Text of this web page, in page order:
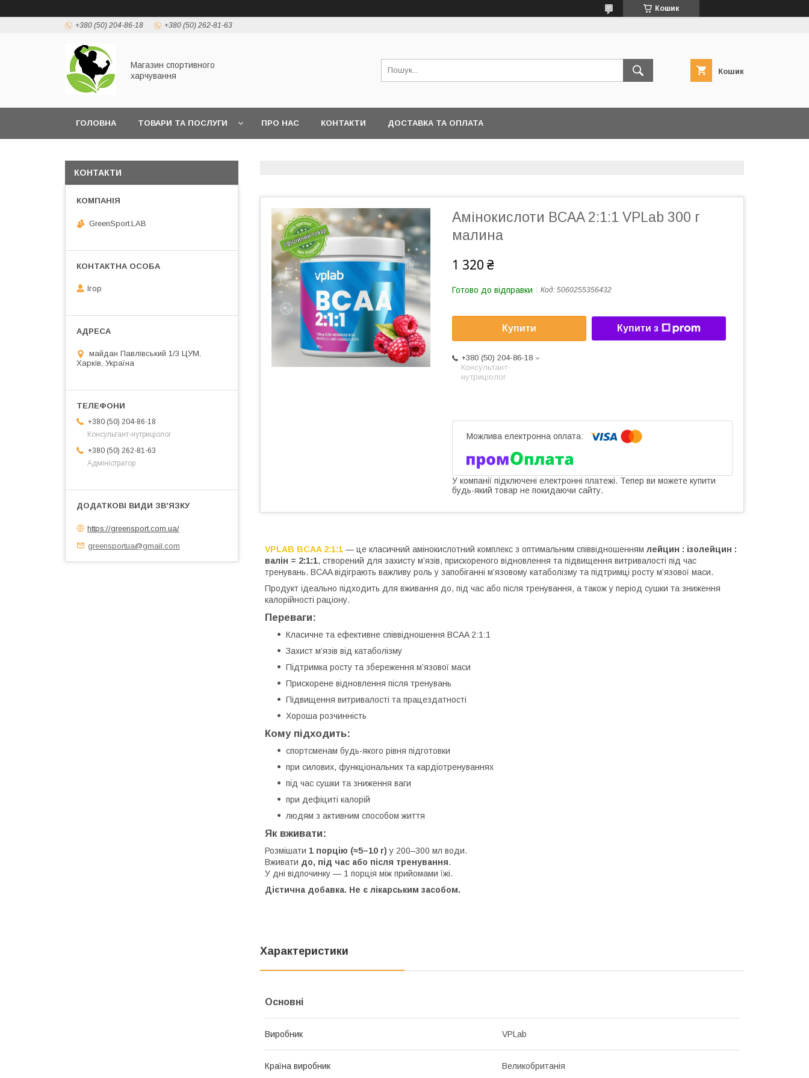
Кошик
+380 (50) 204-86-18 +380 (50) 262-81-63
Магазин спортивного
харчування
Кошик
ГОЛОВНА ТОВАРИ ТА ПОСЛУГИ ПРО НАС КОНТАКТИ ДОСТАВКА ТА ОПЛАТА
Амінокислоти BCAA 2:1:1 VPLab 300 г
малина
1 320 ₴
Готово до відправки Код: 5060255356432
Купити Купити з
+380 (50) 204-86-18
Консультант-
нутриціолог
У компанії підключені електронні платежі. Тепер ви можете купити
будь-який товар не покидаючи сайту.
VPLAB BCAA 2:1:1 — це класичний амінокислотний комплекс з оптимальним співвідношенням лейцин : ізолейцин :
валін = 2:1:1, створений для захисту м’язів, прискореного відновлення та підвищення витривалості під час
тренувань. BCAA відіграють важливу роль у запобіганні м’язовому катаболізму та підтримці росту м’язової маси.
Продукт ідеально підходить для вживання до, під час або після тренування, а також у період сушки та зниження
калорійності раціону.
Переваги:
Класичне та ефективне співвідношення BCAA 2:1:1
Захист м’язів від катаболізму
Підтримка росту та збереження м’язової маси
Прискорене відновлення після тренувань
Підвищення витривалості та працездатності
Хороша розчинність
Кому підходить:
спортсменам будь-якого рівня підготовки
при силових, функціональних та кардіотренуваннях
під час сушки та зниження ваги
при дефіциті калорій
людям з активним способом життя
Як вживати:
Розмішати 1 порцію (≈5–10 г) у 200–300 мл води.
Вживати до, під час або після тренування.
У дні відпочинку — 1 порція між прийомами їжі.
Дієтична добавка. Не є лікарським засобом.
Характеристики
Основні
Виробник VPLab
Країна виробник Великобританія
КОНТАКТИ
GreenSport.LAB
Ігор
майдан Павлівський 1/3 ЦУМ,
Харків, Україна
+380 (50) 204-86-18
Консультант-нутриціолог
+380 (50) 262-81-63
Адміністратор
https://greensport.com.ua/
greensportua@gmail.com